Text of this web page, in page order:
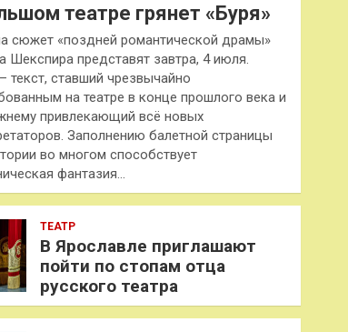
театре грянет «Буря»
сюжет «поздней романтической драмы»
Шекспира представят завтра, 4 июля.
текст, ставший чрезвычайно
на театре в конце прошлого века и
привлекающий всё новых
Заполнению балетной страницы
во многом способствует
фантазия…
ТЕАТР
В Ярославле приглашают
пойти по стопам отца
русского театра